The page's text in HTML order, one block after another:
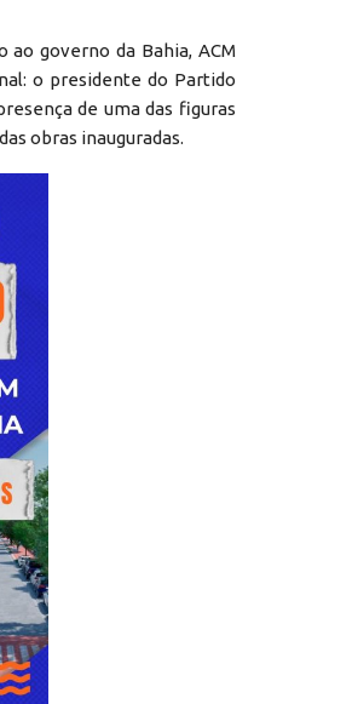
governo da Bahia, ACM
o presidente do Partido
de uma das figuras
obras inauguradas.